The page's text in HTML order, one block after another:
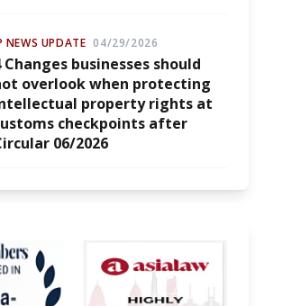
NEWS UPDATE 04/29/2026
Changes businesses should
overlook when protecting
property rights at
checkpoints after
06/2026